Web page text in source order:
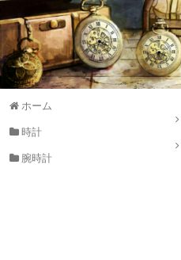
ホーム
時計
腕時計